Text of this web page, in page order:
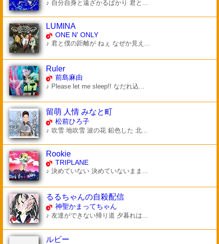
♪ 自分自身と遠ざかるばかり 君と...
LUMINA
ONE N' ONLY
♪ 君と僕の距離が ねぇ なぜか見え...
Ruler
前島麻由
♪ Please let me sleep!! なだれ込...
留萌 人情 みなと町
松前ひろ子
♪ 吹雪 地吹雪 波の花 鉛色した 北...
Rookie
TRIPLANE
♪ 決めていない 決めていないまま...
るるちゃんの自殺配信
神聖かまってちゃん
♪ 友達ができない帰り道 夕暮れは...
ルビー